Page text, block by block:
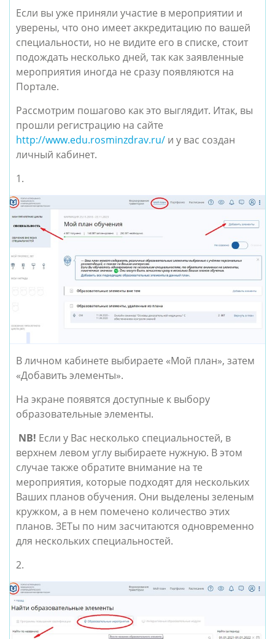
Если вы уже приняли участие в мероприятии и
уверены, что оно имеет аккредитацию по вашей
специальности, но не видите его в списке, стоит
подождать несколько дней, так как заявленные
мероприятия иногда не сразу появляются на
Портале.
Рассмотрим пошагово как это выглядит. Итак, вы
прошли регистрацию на сайте
http://www.edu.rosminzdrav.ru/ и у вас создан
личный кабинет.
1.
В личном кабинете выбираете «Мой план», затем
«Добавить элементы».
На экране появятся доступные к выбору
образовательные элементы.
NB! Если у Вас несколько специальностей, в
верхнем левом углу выбираете нужную. В этом
случае также обратите внимание на те
мероприятия, которые подходят для нескольких
Ваших планов обучения. Они выделены зеленым
кружком, а в нем помечено количество этих
планов. ЗЕТы по ним засчитаются одновременно
для нескольких специальностей.
2.